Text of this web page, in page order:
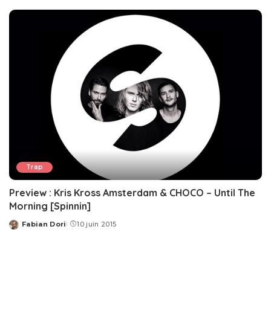
Trap
Preview : Kris Kross Amsterdam & CHOCO – Until The
Morning [Spinnin]
Posted
Fabian Dori 10 juin 2015